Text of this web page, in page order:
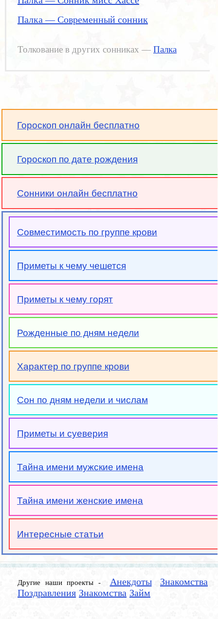
Палка — Современный сонник
Толкование в других сонниках — Палка
Гороскоп онлайн бесплатно
Гороскоп по дате рождения
Сонники онлайн бесплатно
Совместимость по группе крови
Приметы к чему чешется
Приметы к чему горят
Рожденные по дням недели
Характер по группе крови
Сон по дням недели и числам
Приметы и суеверия
Тайна имени мужские имена
Тайна имени женские имена
Интересные статьи
Другие наши проекты - Анекдоты
Знакомства
Поздравления Знакомства Займ